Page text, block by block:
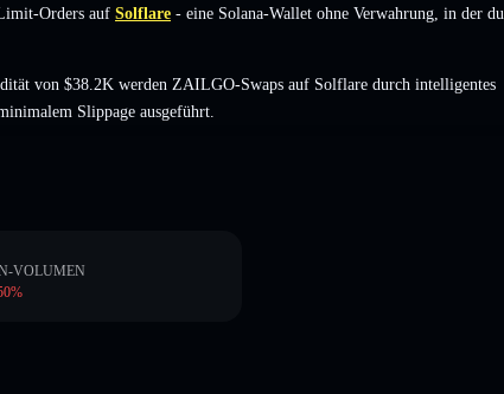
Orders auf Solflare - eine Solana-Wallet ohne Verwahrung, in der du
von $38.2K werden ZAILGO-Swaps auf Solflare durch intelligentes
Slippage ausgeführt.
VOLUMEN
%